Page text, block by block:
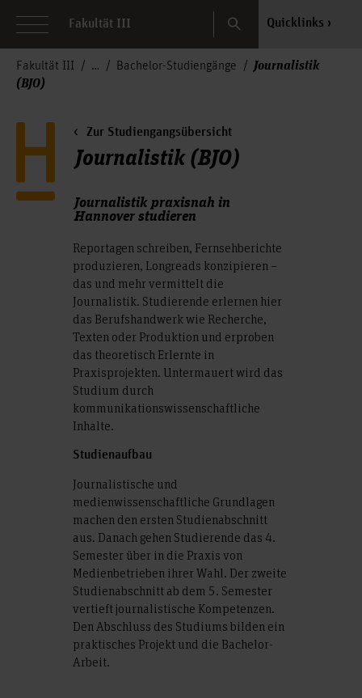
Fakultät III Search Quicklinks
Fakultät III Bachelor-Studiengänge
Journalistik
(BJO)
Zur Studiengangsübersicht
Journalistik (BJO)
Journalistik praxisnah in
Hannover studieren
Reportagen schreiben, Fernsehberichte
produzieren, Longreads konzipieren –
das und mehr vermittelt die
Journalistik. Studierende erlernen hier
das Berufshandwerk wie Recherche,
Texten oder Produktion und erproben
das theoretisch Erlernte in
Praxisprojekten. Untermauert wird das
Studium durch
kommunikationswissenschaftliche
Inhalte.
Studienaufbau
Journalistische und
medienwissenschaftliche Grundlagen
machen den ersten Studienabschnitt
aus. Danach gehen Studierende das 4.
Semester über in die Praxis von
Medienbetrieben ihrer Wahl. Der zweite
Studienabschnitt ab dem 5. Semester
vertieft journalistische Kompetenzen.
Den Abschluss des Studiums bilden ein
praktisches Projekt und die Bachelor-
Arbeit.